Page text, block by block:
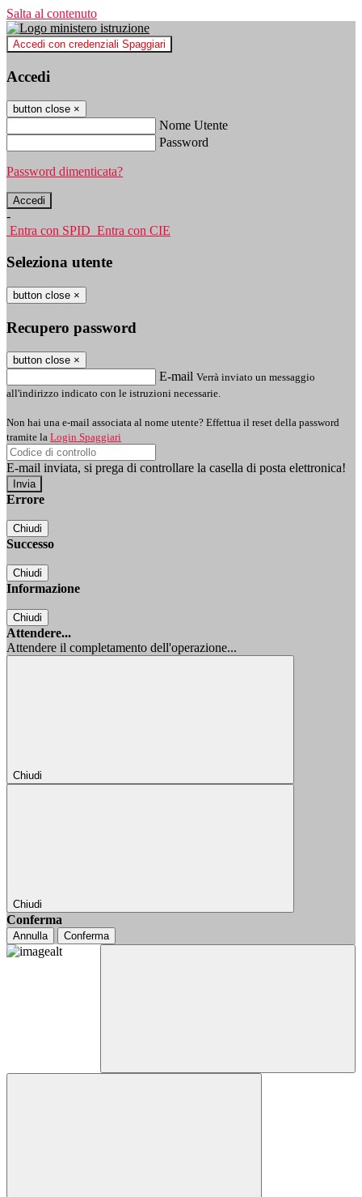
Salta al contenuto
Accedi con credenziali Spaggiari
Accedi
button close ×
Nome Utente
Password
Password dimenticata?
-
Entra con SPID Entra con CIE
Seleziona utente
button close ×
Recupero password
button close ×
E-mail Verrà inviato un messaggio
all'indirizzo indicato con le istruzioni necessarie.
Non hai una e-mail associata al nome utente? Effettua il reset della password
tramite la Login Spaggiari
E-mail inviata, si prega di controllare la casella di posta elettronica!
Errore
Chiudi
Successo
Chiudi
Informazione
Chiudi
Attendere...
Attendere il completamento dell'operazione...
Chiudi
Chiudi
Conferma
Annulla Conferma